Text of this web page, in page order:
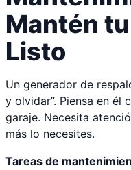
Mantén
Listo
Un generador de
y olvidar”. Piensa en él
garaje. Necesita
más lo necesites.
Tareas de